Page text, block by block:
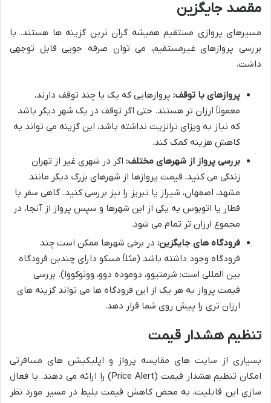
مقصد جایگزین
مسیرهای پروازی مستقیم همیشه گران ترین گزینه ها هستند. با
بررسی پروازهای غیرمستقیم، می توان صرفه جویی قابل توجهی
داشت.
پروازهای با توقف: پروازهایی که یک یا چند توقف دارند،
معمولاً ارزان تر هستند. حتی اگر توقف در یک شهر دیگر باشد
که نیاز به ویزای ترانزیت نداشته باشد، این گزینه می تواند به
کاهش هزینه کمک کند.
بررسی پرواز از شهرهای مختلف: اگر در شهری غیر از تهران
زندگی می کنید، قیمت پروازها از شهرهای بزرگ دیگر مانند
مشهد، اصفهان، شیراز یا تبریز را نیز بررسی کنید. گاهی سفر با
قطار یا اتوبوس به یکی از این شهرها و سپس پرواز از آنجا، در
مجموع ارزان تر تمام می شود.
فرودگاه های جایگزین: در برخی شهرها ممکن است چند
فرودگاه وجود داشته باشد (مثلاً مسکو دارای چندین فرودگاه
بین المللی است: شرمتیوو، دوموده دوو، وونوکووا). بررسی
قیمت پرواز به هر یک از این فرودگاه ها می تواند گزینه های
ارزان تری را پیش روی شما قرار دهد.
تنظیم هشدار قیمت
بسیاری از سایت های مقایسه پرواز و اپلیکیشن های مسافرتی
امکان تنظیم هشدار قیمت (Price Alert) را ارائه می دهند. با فعال
سازی این قابلیت، به محض کاهش قیمت بلیط در مسیر مورد نظر